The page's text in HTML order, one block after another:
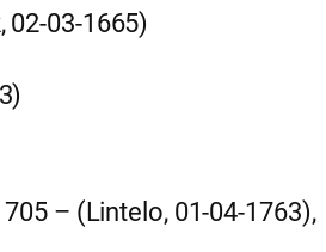
03-1665)
– (Lintelo, 01-04-1763),